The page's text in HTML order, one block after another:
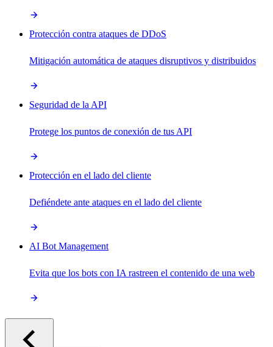
Protección contra ataques de DDoS
Mitigación automática de ataques disruptivos y distribuidos
Seguridad de la API
Protege los puntos de conexión de tus API
Protección en el lado del cliente
Defiéndete ante ataques en el lado del cliente
AI Bot Management
Evita que los bots con IA rastreen el contenido de una web